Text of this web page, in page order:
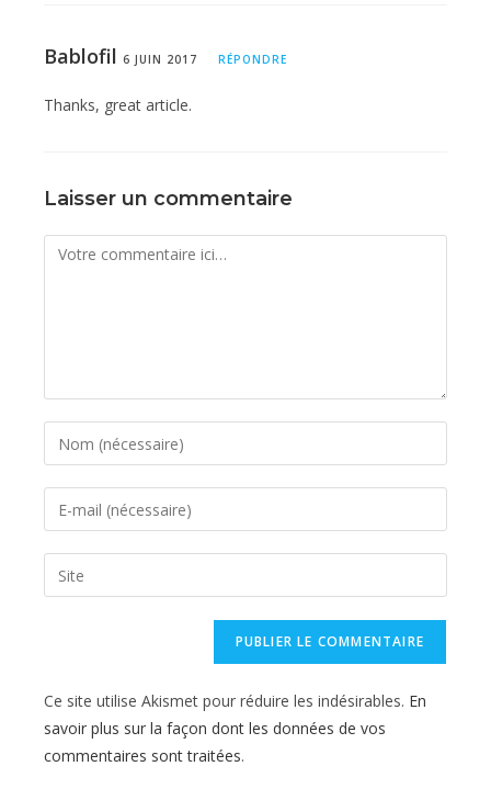
Bablofil 6 JUIN 2017 RÉPONDRE
Thanks, great article.
Laisser un commentaire
Comment
Enter
your
name
comment
Enter
your
email
address
Saisir
l’URL
(facultatif)
Ce site utilise Akismet pour réduire les indésirables. En
savoir plus sur la façon dont les données de vos
commentaires sont traitées.